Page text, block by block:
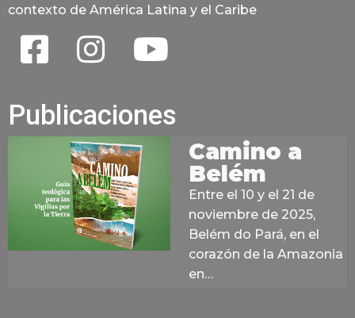
contexto de América Latina y el Caribe
Publicaciones
Camino a
Belém
Entre el 10 y el 21 de
noviembre de 2025,
Belém do Pará, en el
corazón de la Amazonia
en…